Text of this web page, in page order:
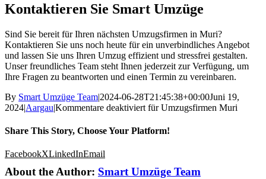
Kontaktieren Sie Smart Umzüge
Sind Sie bereit für Ihren nächsten Umzugsfirmen in Muri?
Kontaktieren Sie uns noch heute für ein unverbindliches Angebot
und lassen Sie uns Ihren Umzug effizient und stressfrei gestalten.
Unser freundliches Team steht Ihnen jederzeit zur Verfügung, um
Ihre Fragen zu beantworten und einen Termin zu vereinbaren.
By Smart Umzüge Team|2024-06-28T21:45:38+00:00Juni 19,
2024|Aargau|Kommentare deaktiviert für Umzugsfirmen Muri
Share This Story, Choose Your Platform!
FacebookXLinkedInEmail
About the Author: Smart Umzüge Team